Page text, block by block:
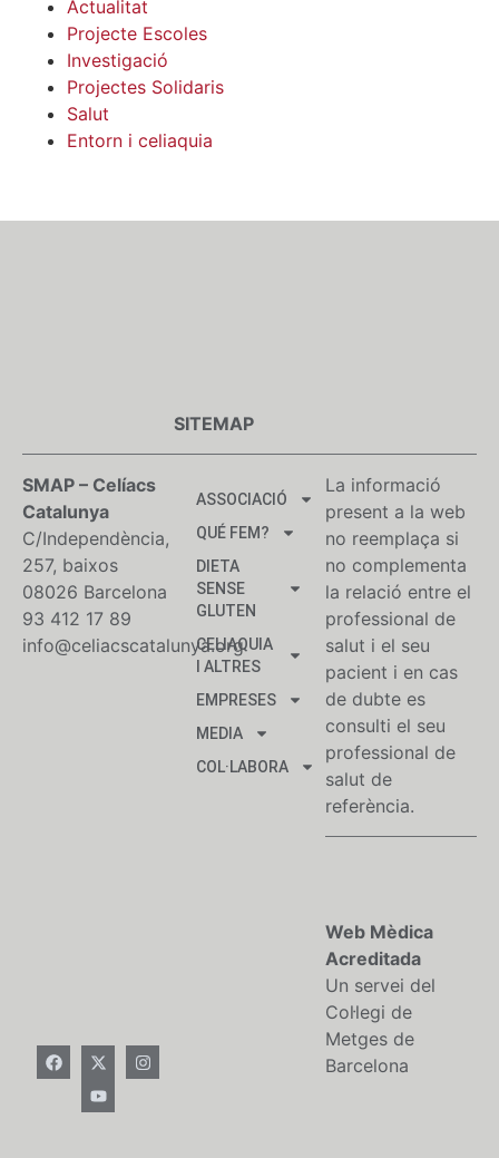
Actualitat
Projecte Escoles
Investigació
Projectes Solidaris
Salut
Entorn i celiaquia
SMAP – Celíacs
Catalunya
C/Independència,
257, baixos
08026 Barcelona
93 412 17 89
info@celiacscatalunya.org
SITEMAP
ASSOCIACIÓ
QUÉ FEM?
DIETA
SENSE
GLUTEN
CELIAQUIA
I ALTRES
EMPRESES
MEDIA
COL·LABORA
La informació
present a la web
no reemplaça si
no complementa
la relació entre el
professional de
salut i el seu
pacient i en cas
de dubte es
consulti el seu
professional de
salut de
referència.
Web Mèdica
Acreditada
Un servei del
Col·legi de
Metges de
Barcelona